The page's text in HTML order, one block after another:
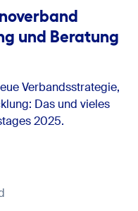
und Beratung
Verbandsstrategie,
Das und vieles
2025.